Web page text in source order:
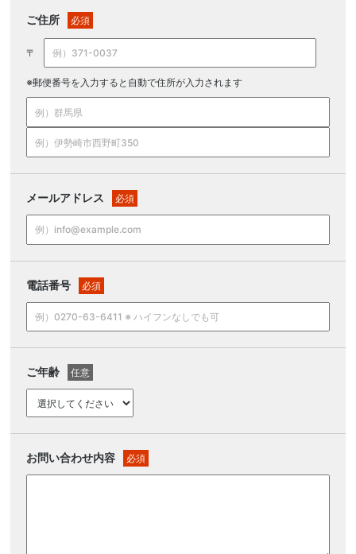
ご住所 必須
〒
※郵便番号を入力すると自動で住所が入力されます
メールアドレス 必須
電話番号 必須
ご年齢 任意
お問い合わせ内容 必須